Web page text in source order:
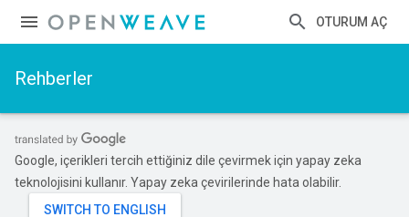
OTURUM AÇ
Rehberler
Google, içerikleri tercih ettiğiniz dile çevirmek için yapay zeka
teknolojisini kullanır. Yapay zeka çevirilerinde hata olabilir.